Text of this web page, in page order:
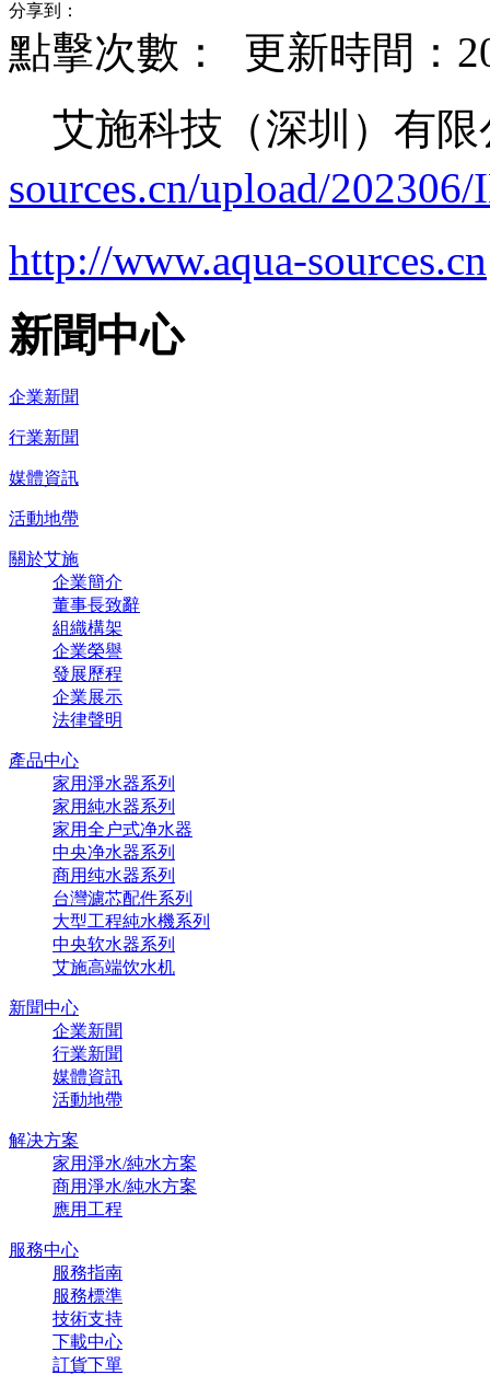
分享到：
點擊次數：
更新時間：
艾施科技（深圳）有限
sources.cn/upload/
http://www.aqua-sources.cn
新聞中心
企業新聞
行業新聞
媒體資訊
活動地帶
關於艾施
企業簡介
董事長致辭
組織構架
企業榮譽
發展歷程
企業展示
法律聲明
產品中心
家用淨水器系列
家用純水器系列
家用全户式净水器
中央净水器系列
商用纯水器系列
台灣濾芯配件系列
大型工程純水機系列
中央软水器系列
艾施高端饮水机
新聞中心
企業新聞
行業新聞
媒體資訊
活動地帶
解决方案
家用淨水/純水方案
商用淨水/純水方案
應用工程
服務中心
服務指南
服務標準
技術支持
下載中心
訂貨下單